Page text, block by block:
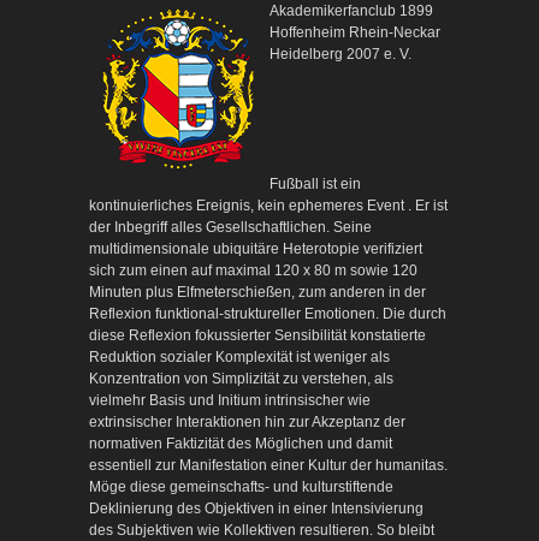
Akademikerfanclub 1899
Hoffenheim Rhein-Neckar
Heidelberg 2007 e. V.
Fußball ist ein
kontinuierliches Ereignis, kein ephemeres Event . Er ist
der Inbegriff alles Gesellschaftlichen. Seine
multidimensionale ubiquitäre Heterotopie verifiziert
sich zum einen auf maximal 120 x 80 m sowie 120
Minuten plus Elfmeterschießen, zum anderen in der
Reflexion funktional-struktureller Emotionen. Die durch
diese Reflexion fokussierter Sensibilität konstatierte
Reduktion sozialer Komplexität ist weniger als
Konzentration von Simplizität zu verstehen, als
vielmehr Basis und Initium intrinsischer wie
extrinsischer Interaktionen hin zur Akzeptanz der
normativen Faktizität des Möglichen und damit
essentiell zur Manifestation einer Kultur der humanitas.
Möge diese gemeinschafts- und kulturstiftende
Deklinierung des Objektiven in einer Intensivierung
des Subjektiven wie Kollektiven resultieren. So bleibt